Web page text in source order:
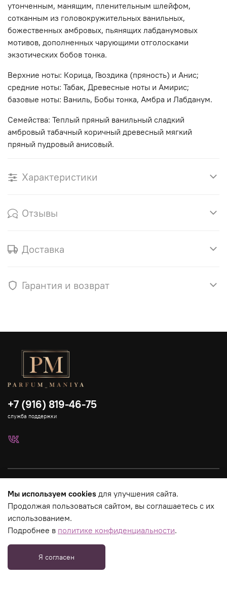
утонченным, манящим, пленительным шлейфом,
сотканным из головокружительных ванильных,
божественных амбровых, пьянящих лабданумовых
мотивов, дополненных чарующими отголосками
экзотических бобов тонка.
Верхние ноты: Корица, Гвоздика (пряность) и Анис;
средние ноты: Табак, Древесные ноты и Амирис;
базовые ноты: Ваниль, Бобы тонка, Амбра и Лабданум.
Семейства: Теплый пряный ванильный сладкий
амбровый табачный коричный древесный мягкий
пряный пудровый анисовый.
Характеристики
Отзывы
Доставка
Гарантия и возврат
Страницы магазина
Юридическая информация
+7 (916) 819-46-75
служба поддержки
Мы используем cookies для улучшения сайта.
Продолжая пользоваться сайтом, вы соглашаетесь с их
использованием.
Подробнее в политике конфиденциальности.
Я согласен